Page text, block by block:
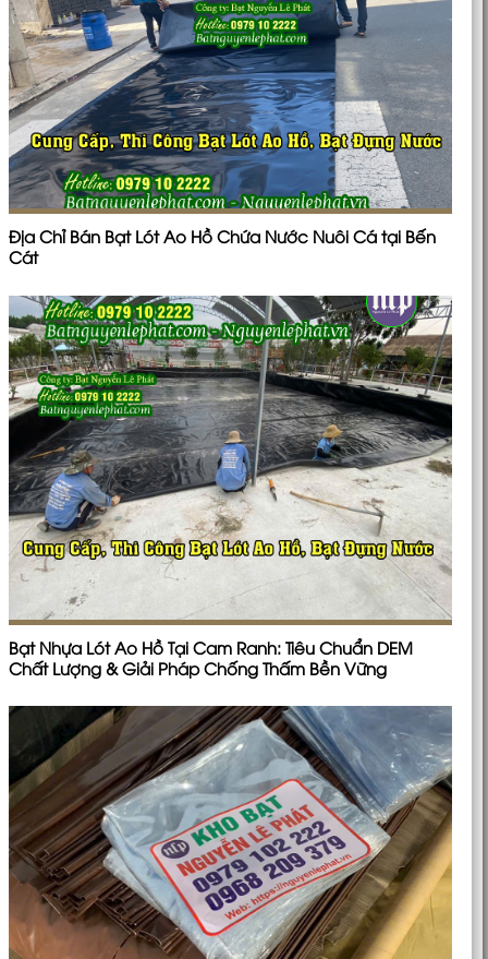
Địa Chỉ Bán Bạt Lót Ao Hồ Chứa Nước Nuôi Cá tại Bến
Cát
Bạt Nhựa Lót Ao Hồ Tại Cam Ranh: Tiêu Chuẩn DEM
Chất Lượng & Giải Pháp Chống Thấm Bền Vững